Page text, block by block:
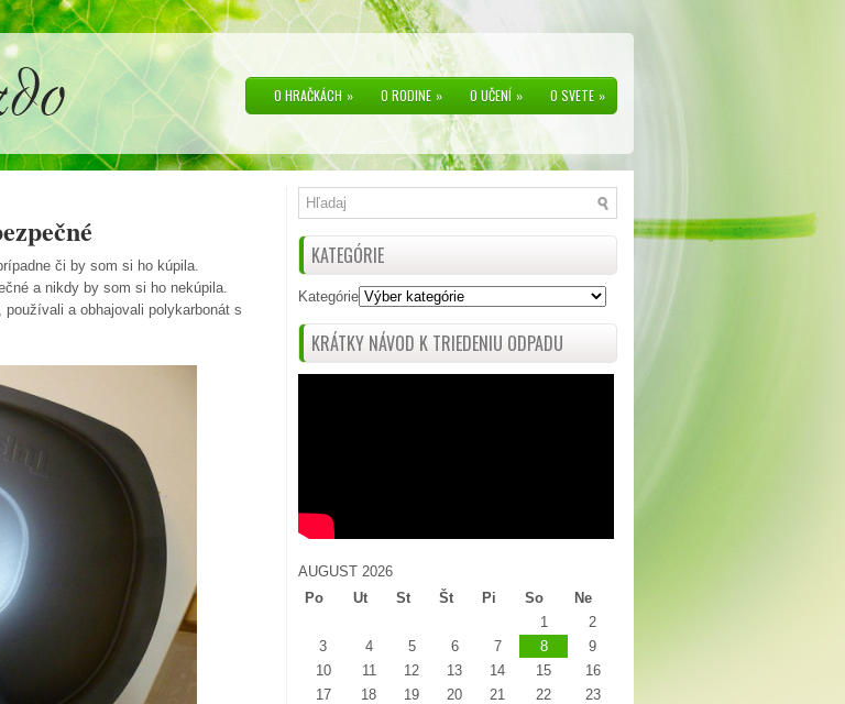
O HRAČKÁCH » O RODINE » O UČENÍ » O SVETE »
či by som si ho kúpila.
a nikdy by som si ho nekúpila.
a obhajovali polykarbonát s
KATEGÓRIE
Kategórie
KRÁTKY NÁVOD K TRIEDENIU ODPADU
AUGUST 2026
Po
Ut St Št Pi So Ne
1
2
3
4 5 6 7 8
9
10
11 12 13 14 15
16
17
18 19 20 21 22
23